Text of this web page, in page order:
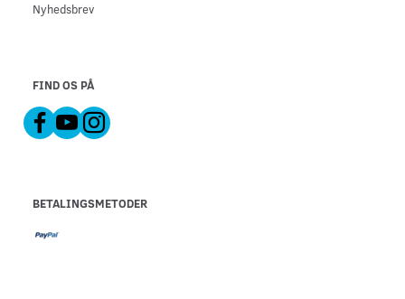
Nyhedsbrev
FIND OS PÅ
BETALINGSMETODER